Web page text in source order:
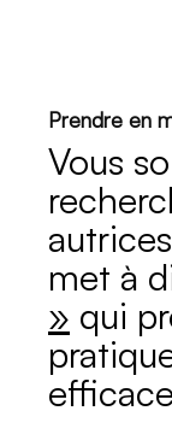
Prendre en
Vous
met à
» qui